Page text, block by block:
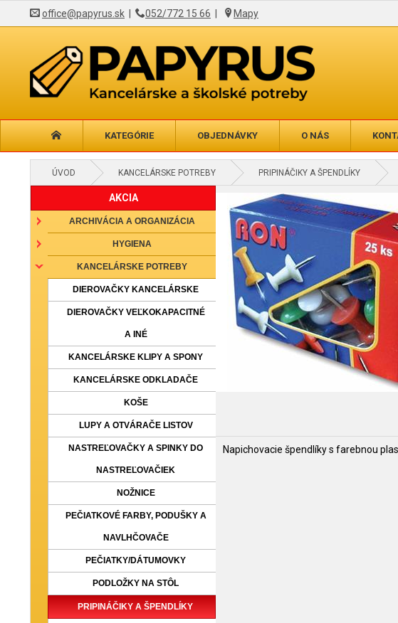
office@papyrus.sk 052/772 15 66 Mapy
KATEGÓRIE OBJEDNÁVKY O NÁS
ÚVOD KANCELÁRSKE POTREBY PRIPINÁČIKY A ŠPENDLÍKY
AKCIA
ARCHIVÁCIA A ORGANIZÁCIA
HYGIENA
KANCELÁRSKE POTREBY
DIEROVAČKY KANCELÁRSKE
DIEROVAČKY VEĽKOKAPACITNÉ
A INÉ
KANCELÁRSKE KLIPY A SPONY
KANCELÁRSKE ODKLADAČE
KOŠE
LUPY A OTVÁRAČE LISTOV
NASTREĽOVAČKY A SPINKY DO
NASTREĽOVAČIEK
NOŽNICE
PEČIATKOVÉ FARBY, PODUŠKY A
NAVLHČOVAČE
PEČIATKY/DÁTUMOVKY
PODLOŽKY NA STÔL
PRIPINÁČIKY A ŠPENDLÍKY
Napichovacie špendlíky s farebnou